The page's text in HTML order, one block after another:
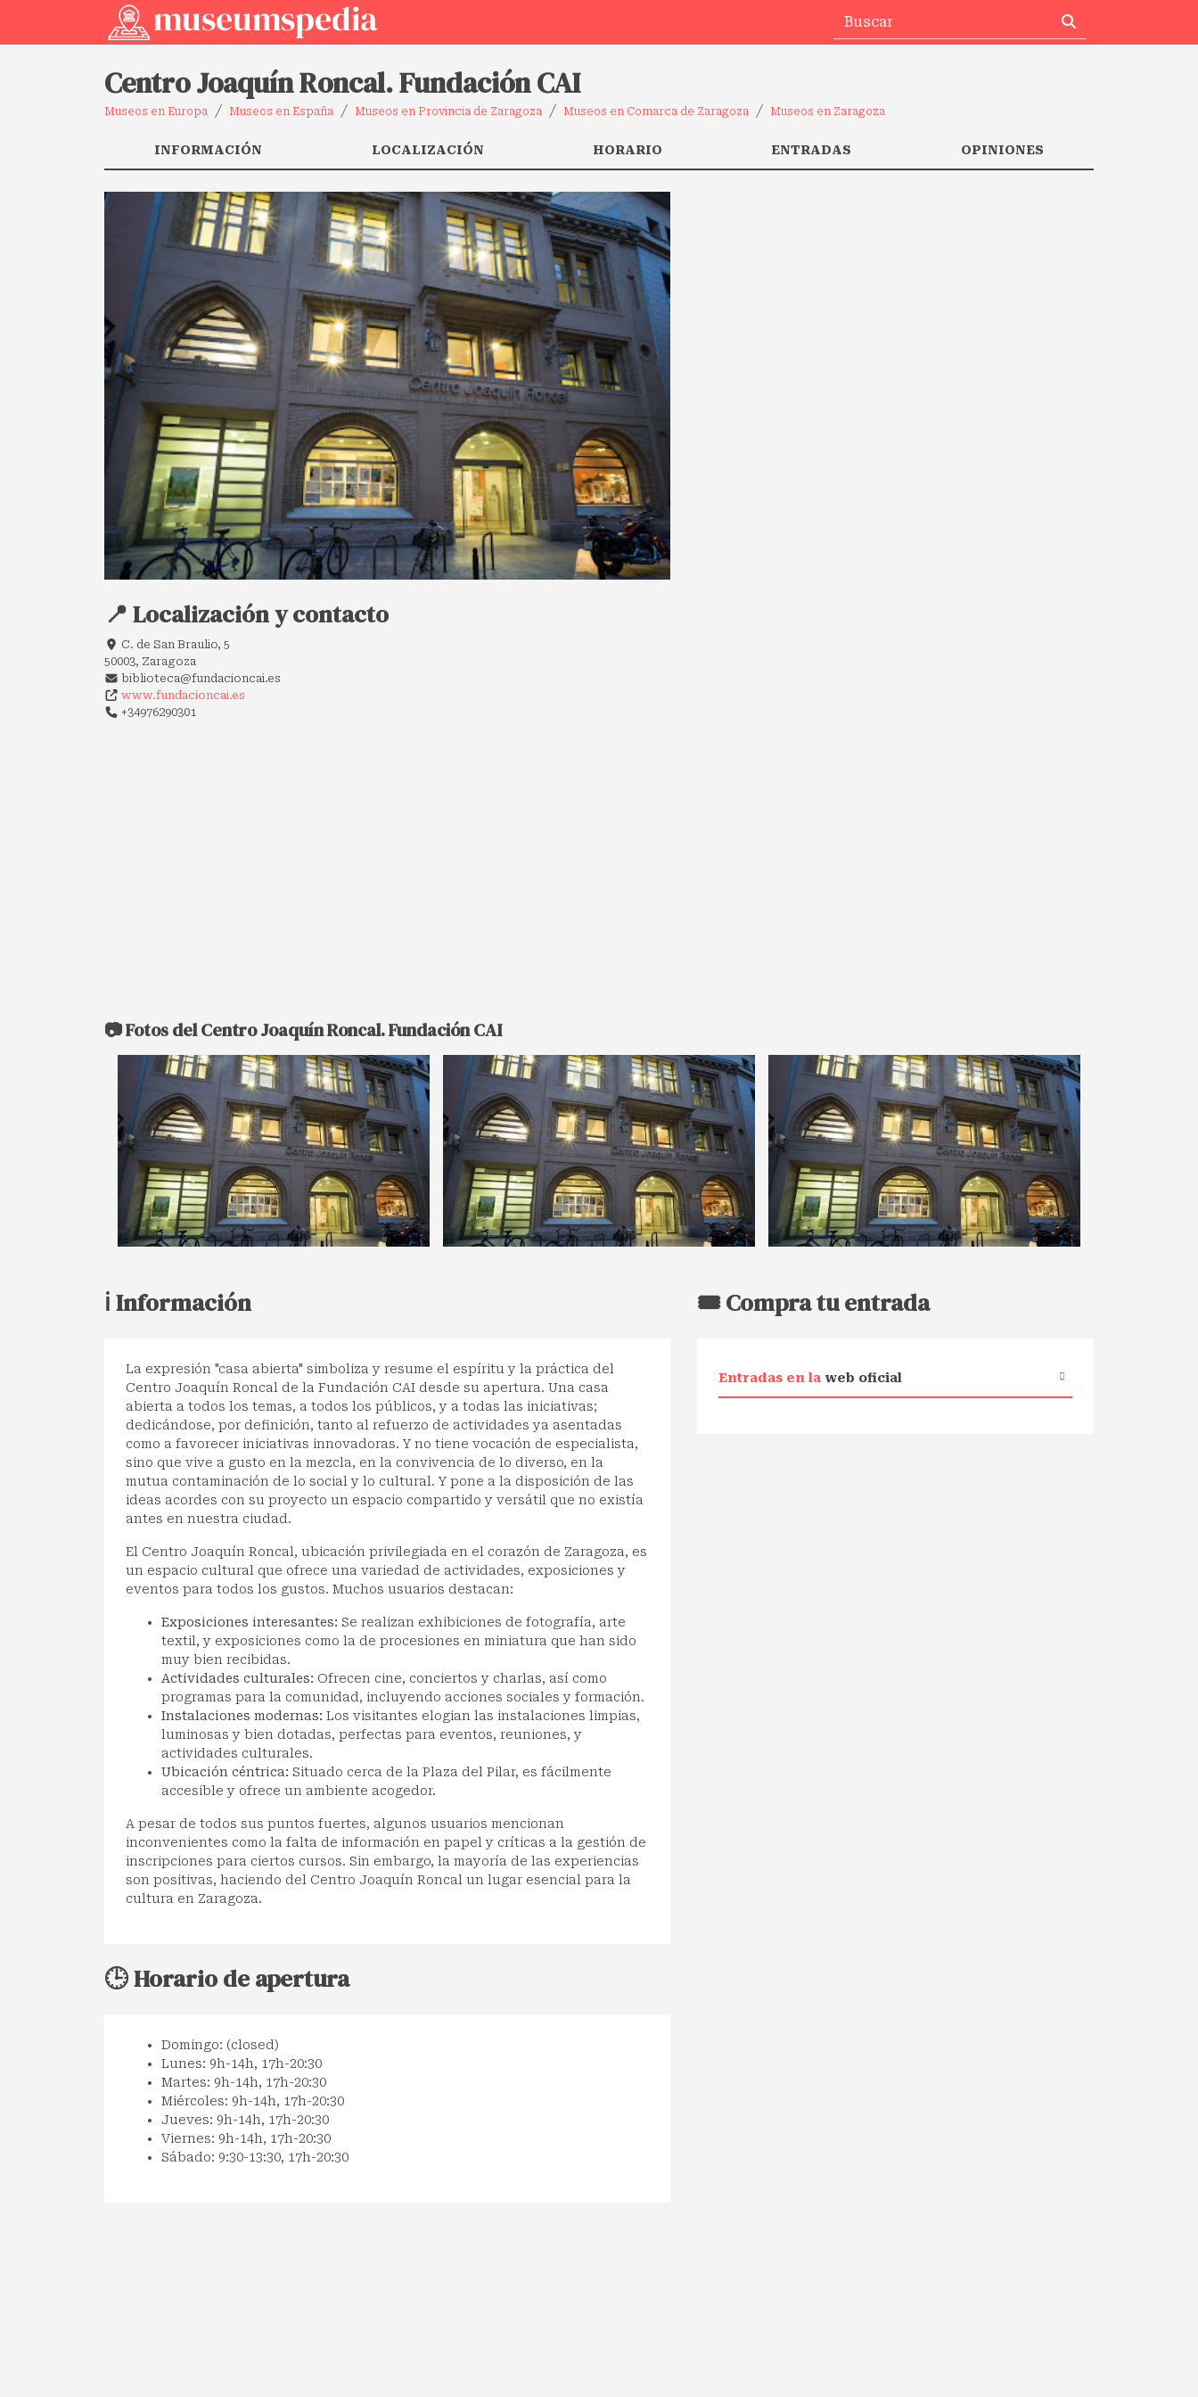
Centro Joaquín Roncal. Fundación CAI
Museos en Europa Museos en España Museos en Provincia de Zaragoza Museos en Comarca de Zaragoza Museos en Zaragoza
INFORMACIÓN LOCALIZACIÓN HORARIO ENTRADAS OPINIONES
📍 Localización y contacto
C. de San Braulio, 5
50003, Zaragoza
biblioteca@fundacioncai.es
www.fundacioncai.es
+34976290301
📷 Fotos del Centro Joaquín Roncal. Fundación CAI
ℹ️ Información
La expresión "casa abierta" simboliza y resume el espíritu y la práctica del
Centro Joaquín Roncal de la Fundación CAI desde su apertura. Una casa
abierta a todos los temas, a todos los públicos, y a todas las iniciativas;
dedicándose, por definición, tanto al refuerzo de actividades ya asentadas
como a favorecer iniciativas innovadoras. Y no tiene vocación de especialista,
sino que vive a gusto en la mezcla, en la convivencia de lo diverso, en la
mutua contaminación de lo social y lo cultural. Y pone a la disposición de las
ideas acordes con su proyecto un espacio compartido y versátil que no existía
antes en nuestra ciudad.
El Centro Joaquín Roncal, ubicación privilegiada en el corazón de Zaragoza, es
un espacio cultural que ofrece una variedad de actividades, exposiciones y
eventos para todos los gustos. Muchos usuarios destacan:
Exposiciones interesantes: Se realizan exhibiciones de fotografía, arte
textil, y exposiciones como la de procesiones en miniatura que han sido
muy bien recibidas.
Actividades culturales: Ofrecen cine, conciertos y charlas, así como
programas para la comunidad, incluyendo acciones sociales y formación.
Instalaciones modernas: Los visitantes elogian las instalaciones limpias,
luminosas y bien dotadas, perfectas para eventos, reuniones, y
actividades culturales.
Ubicación céntrica: Situado cerca de la Plaza del Pilar, es fácilmente
accesible y ofrece un ambiente acogedor.
A pesar de todos sus puntos fuertes, algunos usuarios mencionan
inconvenientes como la falta de información en papel y críticas a la gestión de
inscripciones para ciertos cursos. Sin embargo, la mayoría de las experiencias
son positivas, haciendo del Centro Joaquín Roncal un lugar esencial para la
cultura en Zaragoza.
🕒 Horario de apertura
Domingo: (closed)
Lunes: 9h-14h, 17h-20:30
Martes: 9h-14h, 17h-20:30
Miércoles: 9h-14h, 17h-20:30
Jueves: 9h-14h, 17h-20:30
Viernes: 9h-14h, 17h-20:30
Sábado: 9:30-13:30, 17h-20:30
🎟️ Compra tu entrada
Entradas en la web oficial